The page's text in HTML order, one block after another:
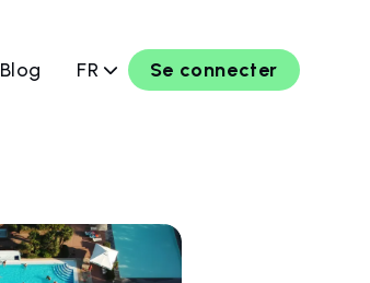
Blog FR Se connecter